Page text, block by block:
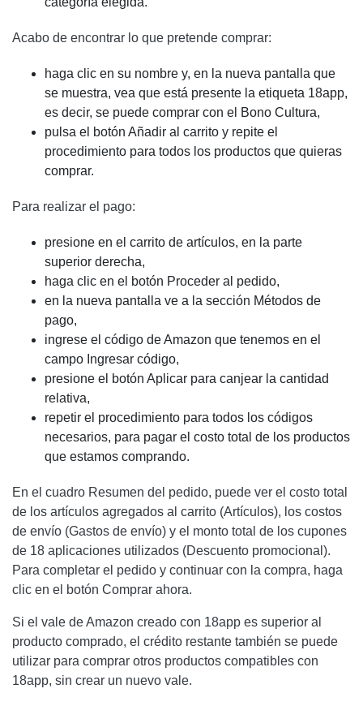
Acabo de encontrar lo que pretende comprar:
haga clic en su nombre y, en la nueva pantalla que
se muestra, vea que está presente la etiqueta 18app,
es decir, se puede comprar con el Bono Cultura,
pulsa el botón Añadir al carrito y repite el
procedimiento para todos los productos que quieras
comprar.
Para realizar el pago:
presione en el carrito de artículos, en la parte
superior derecha,
haga clic en el botón Proceder al pedido,
en la nueva pantalla ve a la sección Métodos de
pago,
ingrese el código de Amazon que tenemos en el
campo Ingresar código,
presione el botón Aplicar para canjear la cantidad
relativa,
repetir el procedimiento para todos los códigos
necesarios, para pagar el costo total de los productos
que estamos comprando.
En el cuadro Resumen del pedido, puede ver el costo total
de los artículos agregados al carrito (Artículos), los costos
de envío (Gastos de envío) y el monto total de los cupones
de 18 aplicaciones utilizados (Descuento promocional).
Para completar el pedido y continuar con la compra, haga
clic en el botón Comprar ahora.
Si el vale de Amazon creado con 18app es superior al
producto comprado, el crédito restante también se puede
utilizar para comprar otros productos compatibles con
18app, sin crear un nuevo vale.